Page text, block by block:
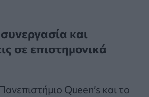
και
σε επιστημονικά
Queen’s και το